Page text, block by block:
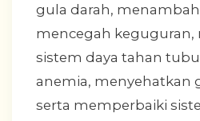
gula darah,
mencegah keguguran,
sistem daya tahan
anemia, menyehatkan
serta memperbaiki